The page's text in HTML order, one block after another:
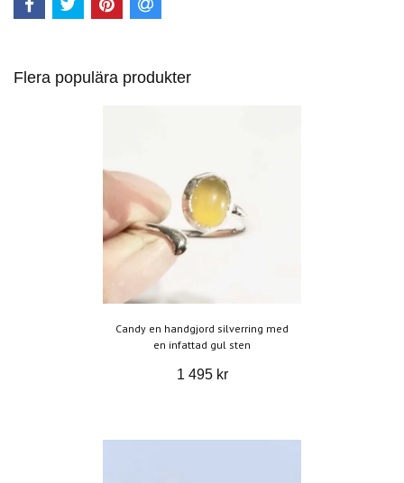
Flera populära produkter
Candy en handgjord silverring med
en infattad gul sten
1 495 kr